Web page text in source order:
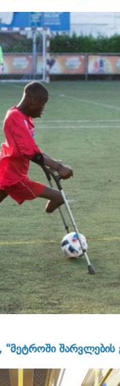
შარვლების